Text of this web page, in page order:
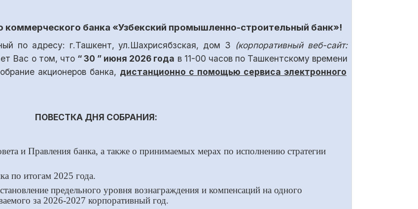
коммерческого банка «Узбекский промышленно-строительный банк»!
по адресу: г.Ташкент, ул.Шахрисябзская, дом 3 (корпоративный веб-сайт:
Вас о том, что “30 ” июня 2026 года в 11-00 часов по Ташкентскому времени
акционеров банка, дистанционно с помощью сервиса электронного
ПОВЕСТКА ДНЯ СОБРАНИЯ:
и Правления банка, а также о принимаемых мерах по исполнению стратегии
по итогам 2025 года.
предельного уровня вознаграждения и компенсаций на одного
за 2026-2027 корпоративный год.